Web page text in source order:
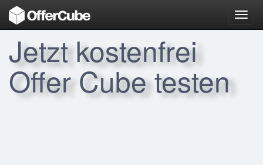
Jetzt kostenfrei
Offer Cube testen